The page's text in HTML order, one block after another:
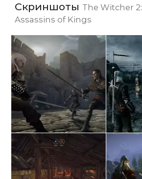
Скриншоты The Witcher 2:
Assassins of Kings